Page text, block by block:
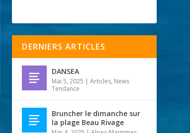
DERNIERS ARTICLES
DANSEA
Mai 5, 2025 |Articles, News
Tendance
Bruncher le dimanche sur
la plage Beau Rivage